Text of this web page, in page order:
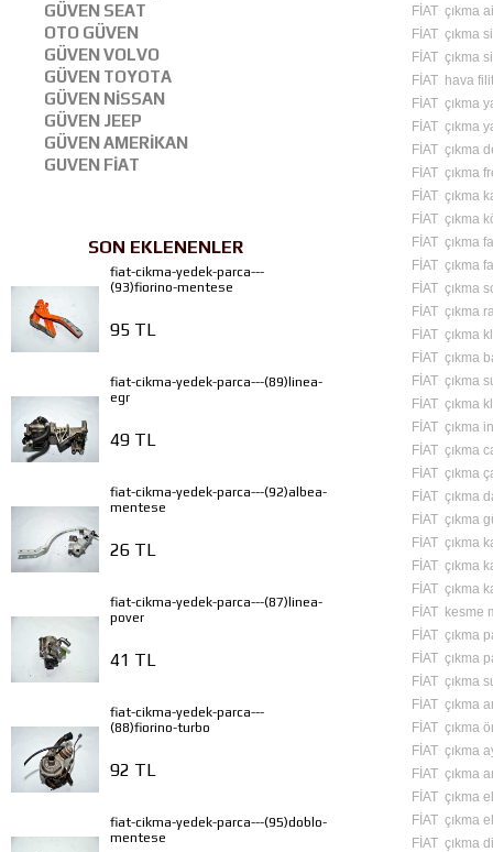
GÜVEN SEAT
OTO GÜVEN
GÜVEN VOLVO
GÜVEN TOYOTA
GÜVEN NİSSAN
GÜVEN JEEP
GÜVEN AMERİKAN
GUVEN FİAT
SON EKLENENLER
fiat-cikma-yedek-parca---
(93)fiorino-mentese
95 TL
fiat-cikma-yedek-parca---(89)linea-
egr
49 TL
fiat-cikma-yedek-parca---(92)albea-
mentese
26 TL
fiat-cikma-yedek-parca---(87)linea-
pover
41 TL
fiat-cikma-yedek-parca---
(88)fiorino-turbo
92 TL
fiat-cikma-yedek-parca---(95)doblo-
mentese
FİAT çıkma
FİAT çıkma
FİAT çıkma
FİAT hava
FİAT çıkma
FİAT çıkma
FİAT çıkma
FİAT çıkma
FİAT çıkma
FİAT çıkma
FİAT çıkma
FİAT çıkma
FİAT çıkma
FİAT çıkma
FİAT çıkma
FİAT çıkma
FİAT çıkma
FİAT çıkma
FİAT çıkma
FİAT çıkma
FİAT çıkma
FİAT çıkma
FİAT çıkma
FİAT çıkma
FİAT çıkma
FİAT çıkma
FİAT kesme
FİAT çıkma
FİAT çıkma
FİAT çıkma
FİAT çıkma
FİAT çıkma
FİAT çıkma
FİAT çıkma
FİAT çıkma
FİAT çıkma
FİAT çıkma